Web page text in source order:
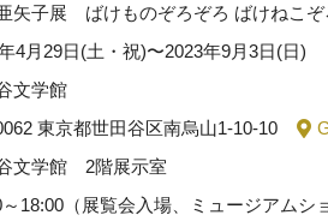
矢子展 ばけものぞろぞろ ばけねこぞ
4月29日(土・祝)〜2023年9月3日(日)
文学館
東京都世田谷区南烏山1-10-10
文学館 2階展示室
～18:00（展覧会入場、ミュージアムシ